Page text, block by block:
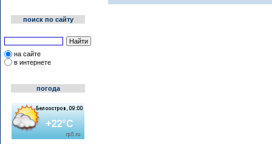
поиск по сайту
на сайте
в интернете
погода